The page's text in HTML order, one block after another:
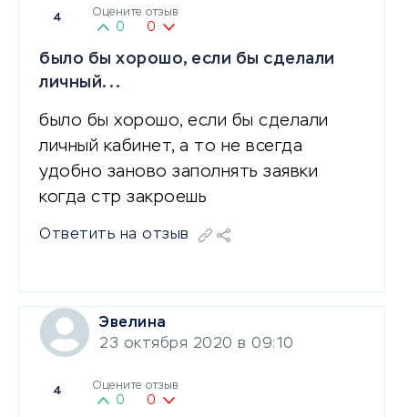
4 Оцените отзыв
0 0
было бы хорошо, если бы сделали
личный...
было бы хорошо, если бы сделали
личный кабинет, а то не всегда
удобно заново заполнять заявки
когда стр закроешь
Ответить на отзыв
Эвелина
23 октября 2020 в 09:10
4 Оцените отзыв
0 0